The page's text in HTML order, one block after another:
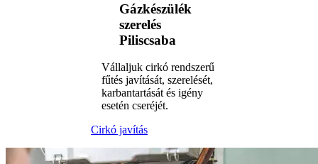
Gázkészülék
szerelés
Piliscsaba
Vállaljuk cirkó rendszerű
fűtés javítását, szerelését,
karbantartását és igény
esetén cseréjét.
Cirkó javítás